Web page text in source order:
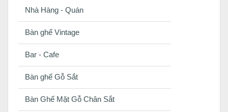
Nhà Hàng - Quán
Bàn ghế Vintage
Bar - Cafe
Bàn ghế Gỗ Sắt
Bàn Ghế Mặt Gỗ Chân Sắt